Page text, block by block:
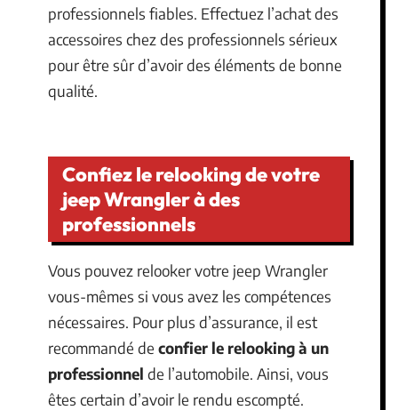
professionnels fiables. Effectuez l’achat des
accessoires chez des professionnels sérieux
pour être sûr d’avoir des éléments de bonne
qualité.
Confiez le relooking de votre
jeep Wrangler à des
professionnels
Vous pouvez relooker votre jeep Wrangler
vous-mêmes si vous avez les compétences
nécessaires. Pour plus d’assurance, il est
recommandé de confier le relooking à un
professionnel de l’automobile. Ainsi, vous
êtes certain d’avoir le rendu escompté.